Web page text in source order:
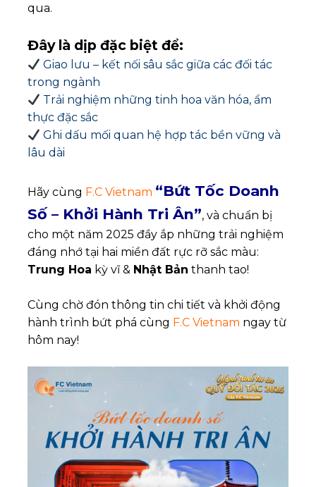
qua.
Đây là dịp đặc biệt để:
Giao lưu – kết nối sâu sắc giữa các đối tác
trong ngành
Trải nghiệm những tinh hoa văn hóa, ẩm
thực đặc sắc
Ghi dấu mối quan hệ hợp tác bền vững và
lâu dài
Hãy cùng F.C Vietnam “Bứt Tốc Doanh
Số – Khởi Hành Tri Ân”, và chuẩn bị
cho một năm 2025 đầy ắp những trải nghiệm
đáng nhớ tại hai miền đất rực rỡ sắc màu:
Trung Hoa kỳ vĩ & Nhật Bản thanh tao!
Cùng chờ đón thông tin chi tiết và khởi động
hành trình bứt phá cùng F.C Vietnam ngay từ
hôm nay!